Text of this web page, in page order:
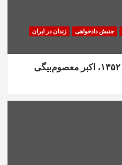
جنبش دادخواهی
زندان در ایران